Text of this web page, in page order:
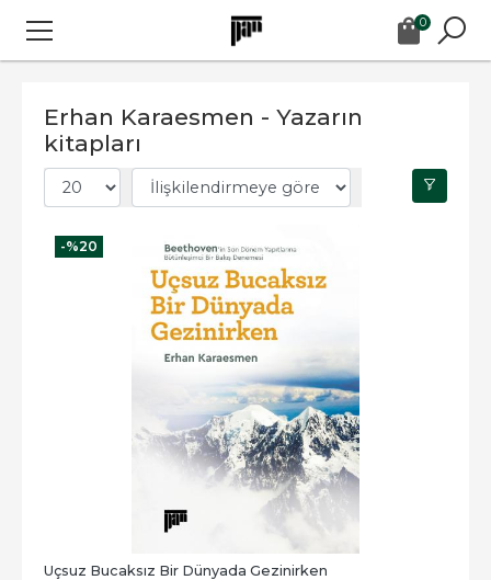
0
Erhan Karaesmen - Yazarın
kitapları
-%20
Uçsuz Bucaksız Bir Dünyada Gezinirken